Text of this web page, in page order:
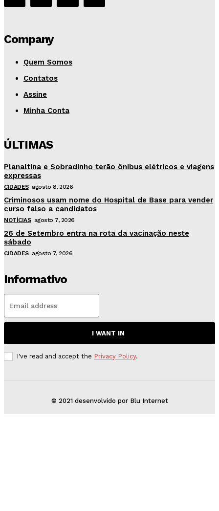
Company
Quem Somos
Contatos
Assine
Minha Conta
ÚLTIMAS
Planaltina e Sobradinho terão ônibus elétricos e viagens
expressas
CIDADES agosto 8, 2026
Criminosos usam nome do Hospital de Base para vender
curso falso a candidatos
NOTÍCIAS agosto 7, 2026
26 de Setembro entra na rota da vacinação neste
sábado
CIDADES agosto 7, 2026
Informativo
I WANT IN
I've read and accept the Privacy Policy.
© 2021 desenvolvido por Blu Internet